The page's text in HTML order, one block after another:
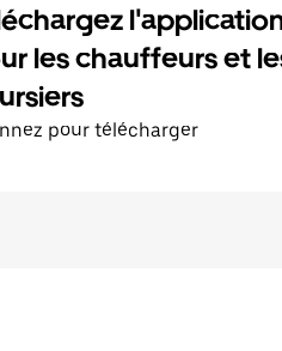
les chauffeurs et
pour télécharger